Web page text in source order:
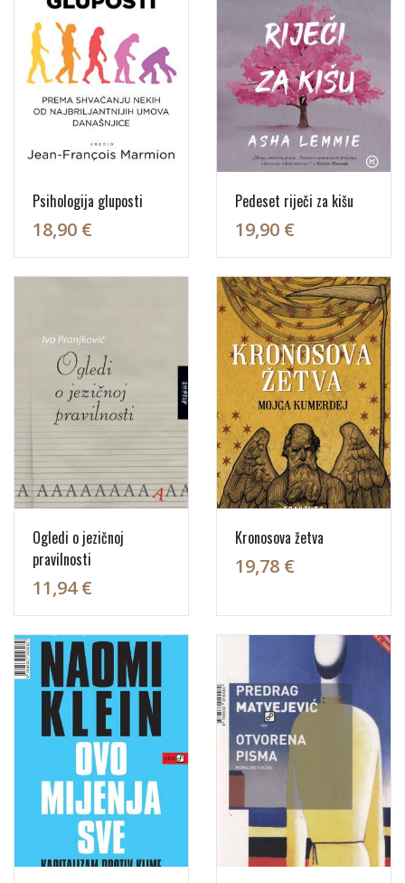
Psihologija gluposti
18,90 €
Pedeset riječi za kišu
19,90 €
Ogledi o jezičnoj
pravilnosti
11,94 €
Kronosova žetva
19,78 €